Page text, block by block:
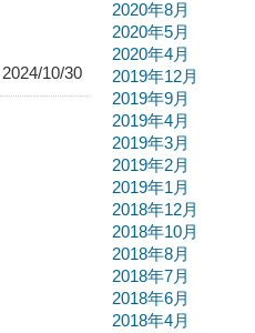
2024/10/30
2020年8月
2020年5月
2020年4月
2019年12月
2019年9月
2019年4月
2019年3月
2019年2月
2019年1月
2018年12月
2018年10月
2018年8月
2018年7月
2018年6月
2018年4月